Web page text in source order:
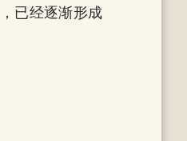
已经逐渐形成